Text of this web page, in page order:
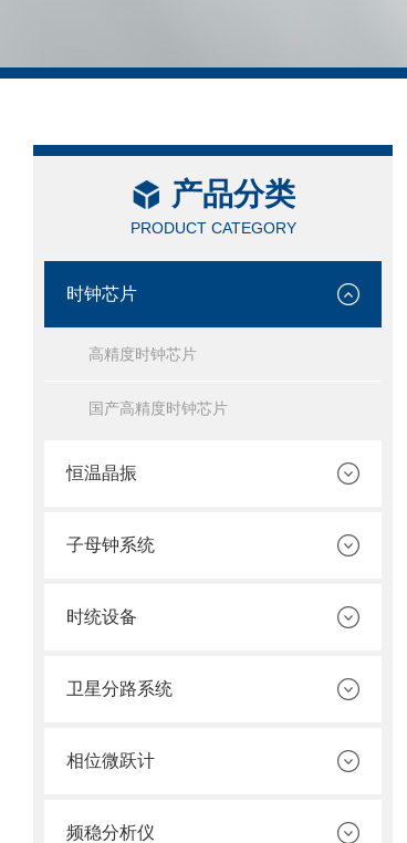
产品分类
PRODUCT CATEGORY
时钟芯片
高精度时钟芯片
国产高精度时钟芯片
恒温晶振
子母钟系统
时统设备
卫星分路系统
相位微跃计
频稳分析仪